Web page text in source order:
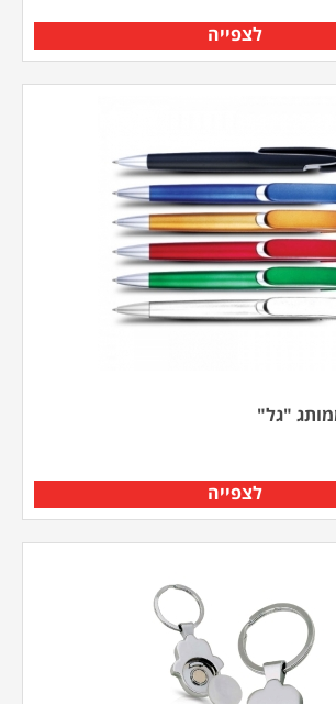
לצפייה
"גל"
לצפייה